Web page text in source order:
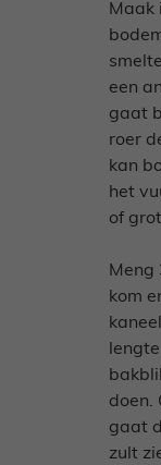
Maak
een
gaat
roer
kan
het
of
Meng
kom
doen.
gaat
zult